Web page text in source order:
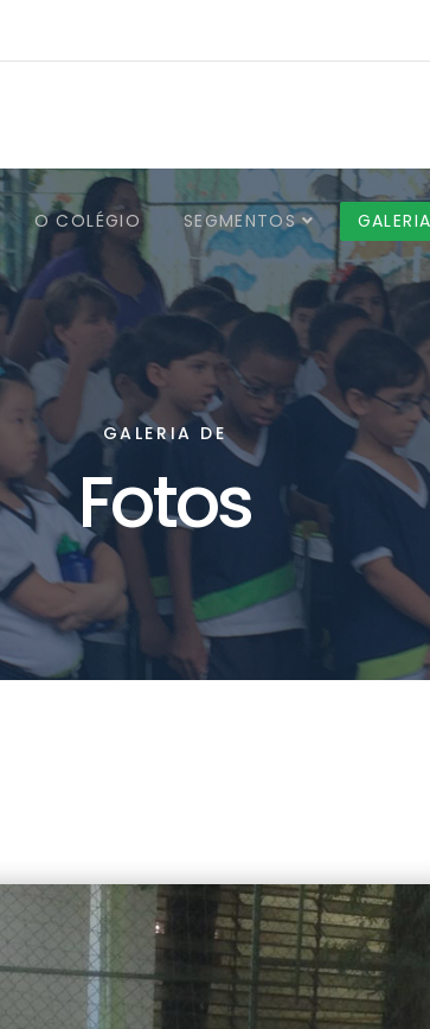
O COLÉGIO SEGMENTOS
GALERIA DE
Fotos